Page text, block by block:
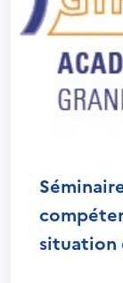
situation